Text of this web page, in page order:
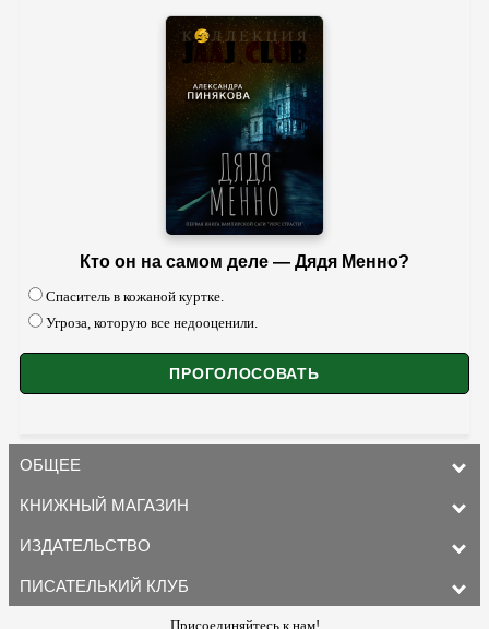
Кто он на самом деле — Дядя Менно?
Спаситель в кожаной куртке.
Угроза, которую все недооценили.
ОБЩЕЕ
КНИЖНЫЙ МАГАЗИН
ИЗДАТЕЛЬСТВО
ПИСАТЕЛЬКИЙ КЛУБ
Присоединяйтесь к нам!